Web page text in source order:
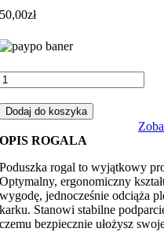
50,00zł
Dodaj do koszyka
OPIS ROGALA
Poduszka rogal to wyjątkowy
Optymalny, ergonomiczny
wygodę, jednocześnie odciąża
karku. Stanowi stabilne
czemu bezpiecznie ułożysz